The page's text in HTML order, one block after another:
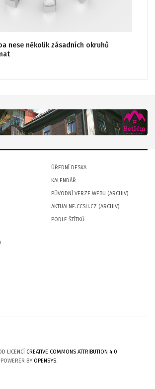
nese několik zásadních okruhů
ÚŘEDNÍ DESKA
KALENDÁŘ
PŮVODNÍ VERZE WEBU (ARCHIV)
AKTUALNE.CCSH.CZ (ARCHIV)
PODLE ŠTÍTKŮ
LICENCÍ CREATIVE COMMONS ATTRIBUTION 4.0
BYOPENSYS.